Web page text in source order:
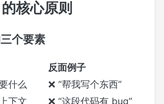
核心原则
个要素
反面例子
什么
❌ “帮我写个东西”
下文
❌ “这段代码有 bug”